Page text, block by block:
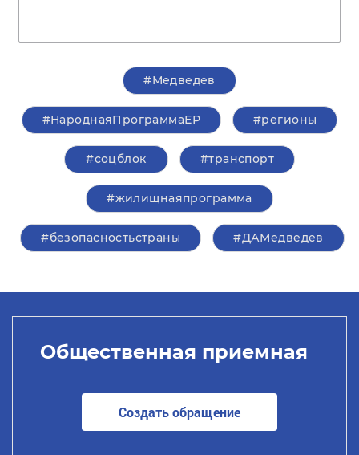
#Медведев
#НароднаяПрограммаЕР #регионы
#соцблок #транспорт
#жилищнаяпрограмма
#безопасностьстраны #ДАМедведев
Общественная приемная
Создать обращение